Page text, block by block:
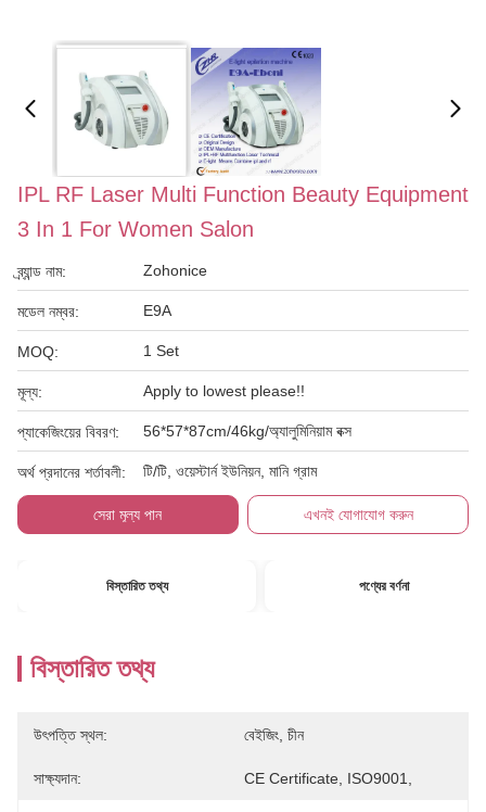
IPL RF Laser Multi Function Beauty Equipment
3 In 1 For Women Salon
ব্র্যান্ড নাম: Zohonice
মডেল নম্বর: E9A
MOQ: 1 Set
মূল্য: Apply to lowest please!!
প্যাকেজিংয়ের বিবরণ: 56*57*87cm/46kg/অ্যালুমিনিয়াম বক্স
অর্থ প্রদানের শর্তাবলী: টি/টি, ওয়েস্টার্ন ইউনিয়ন, মানি গ্রাম
সেরা মূল্য পান এখনই যোগাযোগ করুন
বিস্তারিত তথ্য পণ্যের বর্ণনা
বিস্তারিত তথ্য
উৎপত্তি স্থল: বেইজিং, চীন
সাক্ষ্যদান: CE Certificate, ISO9001,